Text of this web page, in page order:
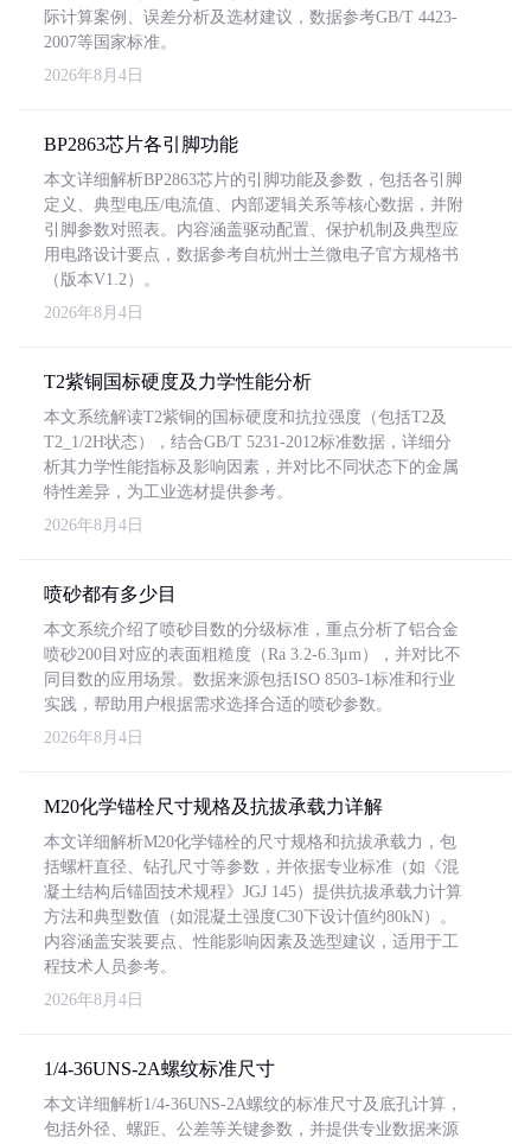
际计算案例、误差分析及选材建议，数据参考GB/T 4423-
2007等国家标准。
2026年8月4日
BP2863芯片各引脚功能
本文详细解析BP2863芯片的引脚功能及参数，包括各引脚
定义、典型电压/电流值、内部逻辑关系等核心数据，并附
引脚参数对照表。内容涵盖驱动配置、保护机制及典型应
用电路设计要点，数据参考自杭州士兰微电子官方规格书
（版本V1.2）。
2026年8月4日
T2紫铜国标硬度及力学性能分析
本文系统解读T2紫铜的国标硬度和抗拉强度（包括T2及
T2_1/2H状态），结合GB/T 5231-2012标准数据，详细分
析其力学性能指标及影响因素，并对比不同状态下的金属
特性差异，为工业选材提供参考。
2026年8月4日
喷砂都有多少目
本文系统介绍了喷砂目数的分级标准，重点分析了铝合金
喷砂200目对应的表面粗糙度（Ra 3.2-6.3μm），并对比不
同目数的应用场景。数据来源包括ISO 8503-1标准和行业
实践，帮助用户根据需求选择合适的喷砂参数。
2026年8月4日
M20化学锚栓尺寸规格及抗拔承载力详解
本文详细解析M20化学锚栓的尺寸规格和抗拔承载力，包
括螺杆直径、钻孔尺寸等参数，并依据专业标准（如《混
凝土结构后锚固技术规程》JGJ 145）提供抗拔承载力计算
方法和典型数值（如混凝土强度C30下设计值约80kN）。
内容涵盖安装要点、性能影响因素及选型建议，适用于工
程技术人员参考。
2026年8月4日
1/4-36UNS-2A螺纹标准尺寸
本文详细解析1/4-36UNS-2A螺纹的标准尺寸及底孔计算，
包括外径、螺距、公差等关键参数，并提供专业数据来源